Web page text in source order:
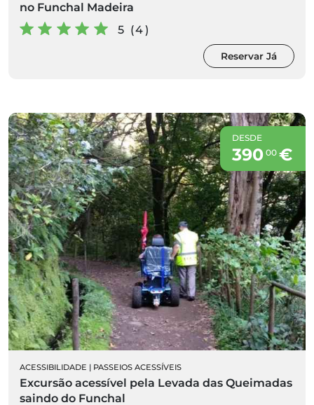
no Funchal Madeira
5 (4)
Reservar Já
DESDE
390 00€
ACESSIBILIDADE | PASSEIOS ACESSÍVEIS
Excursão acessível pela Levada das Queimadas
saindo do Funchal